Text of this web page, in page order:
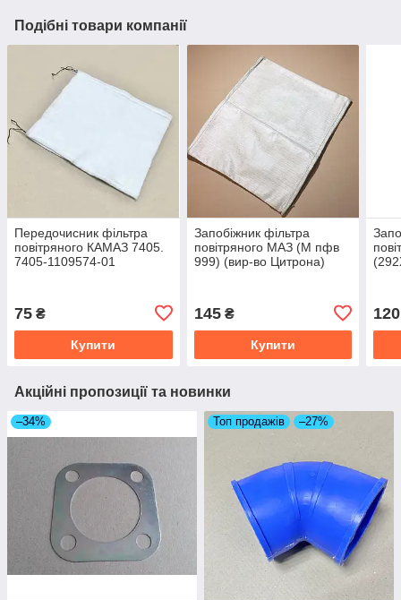
Подібні товари компанії
Передочисник фільтра
повітряного КАМАЗ 7405.
7405-1109574-01
75 ₴
Купити
Запобіжник фільтра
повітряного МАЗ (М пфв
999) (вир-во Цитрона)
145₴
Купити
120
Акційні пропозиції та новинки
–34% Топ продажів –27%